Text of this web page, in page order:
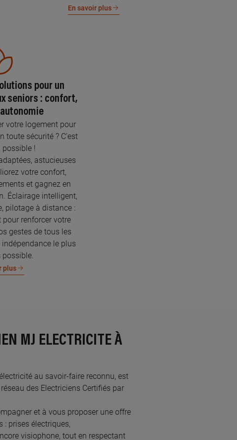
En savoir plus
pour un
seniors : confort,
votre logement pour
toute sécurité ? C’est
possible !
astucieuses
votre confort,
et gagnez en
Éclairage intelligent,
pilotage à distance :
renforcer votre
gestes de tous les
le plus
possible.
plus
MJ ELECTRICITE À
au savoir-faire reconnu, est
des Electriciens Certifiés par
et à vous proposer une offre
prises électriques,
visiophone, tout en respectant